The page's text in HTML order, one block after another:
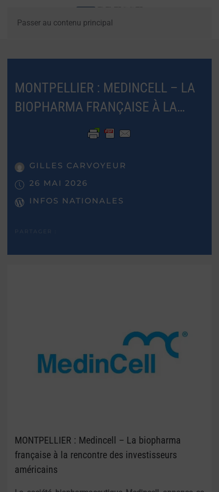
Passer au contenu principal
MONTPELLIER : MEDINCELL – LA
BIOPHARMA FRANÇAISE À LA…
GILLES CARVOYEUR
26 MAI 2026
INFOS NATIONALES
MONTPELLIER : Medincell – La biopharma
française à la rencontre des investisseurs
américains